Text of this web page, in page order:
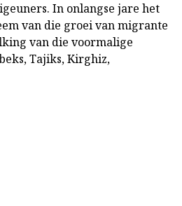
In onlangse jare het
van die groei van migrante
van die voormalige
Tajiks, Kirghiz,